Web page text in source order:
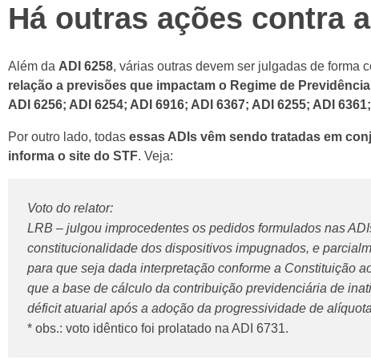
Há outras ações contra
Além da ADI 6258, várias outras devem ser julgadas de forma
relação a previsões que impactam o Regime de
ADI 6256; ADI 6254; ADI 6916; ADI 6367; ADI 6255; ADI
Por outro lado, todas essas ADIs vêm sendo tratadas em
informa o site do STF. Veja:
Voto do relator:
LRB – julgou improcedentes os pedidos formulados nas
constitucionalidade dos dispositivos impugnados, e
para que seja dada interpretação conforme a Constituição
que a base de cálculo da contribuição previdenciária de
déficit atuarial após a adoção da progressividade de
* obs.: voto idêntico foi prolatado na ADI 6731.